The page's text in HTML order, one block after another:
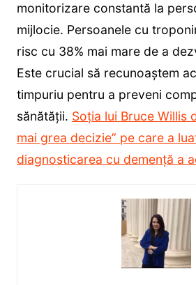
monitorizare constantă la
mijlocie. Persoanele cu
risc cu 38% mai mare de a
Este crucial să recunoaștem
timpuriu pentru a preveni
sănătății. Soția lui Bruce Willis
mai grea decizie” pe care a
diagnosticarea cu demență a